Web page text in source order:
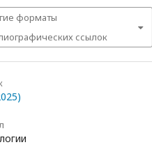
форматы
ссылок